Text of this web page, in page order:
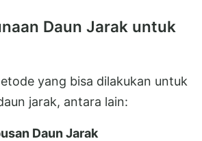
Daun Jarak untuk
yang bisa dilakukan untuk
jarak, antara lain:
Daun Jarak